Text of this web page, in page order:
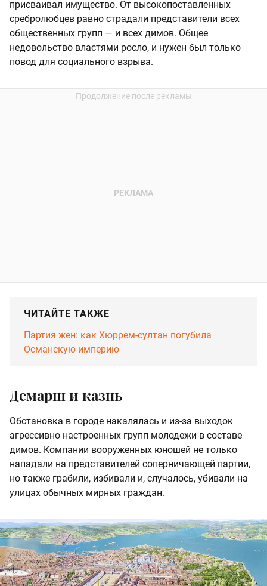
присваивал имущество. От высокопоставленных
сребролюбцев равно страдали представители всех
общественных групп — и всех димов. Общее
недовольство властями росло, и нужен был только
повод для социального взрыва.
ЧИТАЙТЕ ТАКЖЕ
Партия жен: как Хюррем-султан погубила
Османскую империю
Демарш и казнь
Обстановка в городе накалялась и из-за выходок
агрессивно настроенных групп молодежи в составе
димов. Компании вооруженных юношей не только
нападали на представителей соперничающей партии,
но также грабили, избивали и, случалось, убивали на
улицах обычных мирных граждан.